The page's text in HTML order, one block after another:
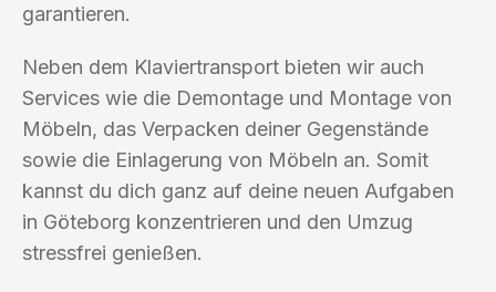
garantieren.
Neben dem Klaviertransport bieten wir auch
Services wie die Demontage und Montage von
Möbeln, das Verpacken deiner Gegenstände
sowie die Einlagerung von Möbeln an. Somit
kannst du dich ganz auf deine neuen Aufgaben
in Göteborg konzentrieren und den Umzug
stressfrei genießen.